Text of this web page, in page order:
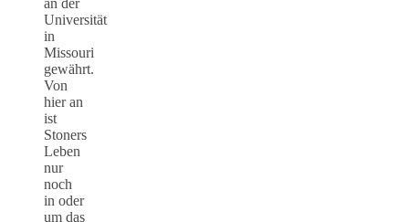
Universität
in
Missouri
gewährt.
Von
hier an
ist
Stoners
Leben
nur
noch
in oder
um das